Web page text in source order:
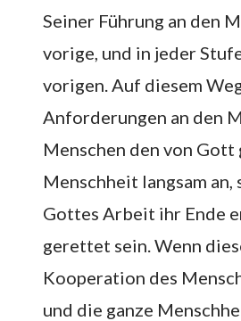
Seiner Führung an den
vorige, und in jeder
vorigen. Auf diesem
Anforderungen an den
Menschen den von
Menschheit langsam
Gottes Arbeit ihr Ende
gerettet sein. Wenn
Kooperation des
und die ganze